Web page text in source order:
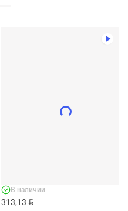
313,13 BYN
В наличии